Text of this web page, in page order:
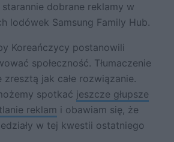
dobrane reklamy w
lodówek Samsung Family Hub.
Koreańczycy postanowili
społeczność. Tłumaczenie
zresztą jak całe rozwiązanie.
spotkać jeszcze głupsze
reklam i obawiam się, że
w tej kwestii ostatniego